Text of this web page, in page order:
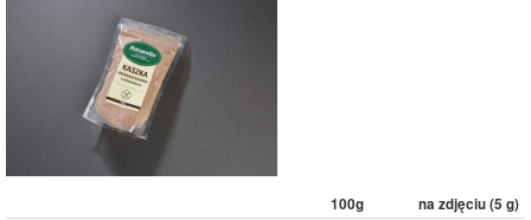
100g na zdjęciu (5 g)